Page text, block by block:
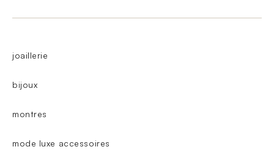
joaillerie
bijoux
montres
mode luxe accessoires